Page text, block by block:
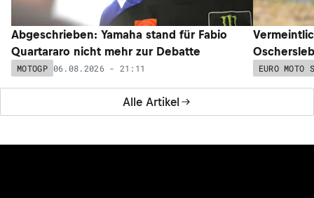
Alle Artikel
Abgeschrieben: Yamaha stand für Fabio
Quartararo nicht mehr zur Debatte
MOTOGP 06.08.2026 - 21:11 EURO MOTO